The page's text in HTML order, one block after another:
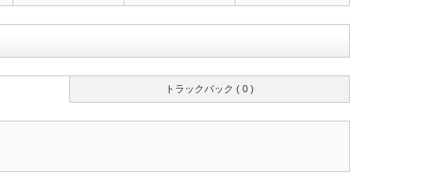
トラックバック ( 0 )